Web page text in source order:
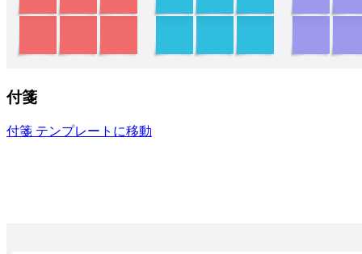
付箋
付箋 テンプレートに移動